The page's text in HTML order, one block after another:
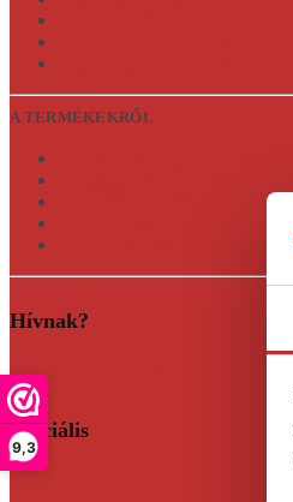
9,3
A TERMÉKEKRŐL
Hívnak?
+31 (0)35 628 47 08
Szociális